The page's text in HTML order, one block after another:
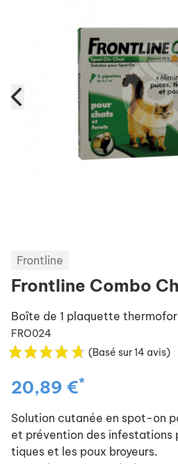
Frontline
Frontline Combo
Boîte de 1 plaquette
FRO024
(Basé sur 14 avis)
20,89 €*
Solution cutanée en spot-on
et prévention des infestations
tiques et les poux broyeurs.